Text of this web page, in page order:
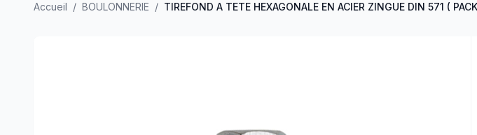
Accueil / BOULONNERIE / TIREFOND A TETE HEXAGONALE EN ACIER ZINGUE DIN 571 (